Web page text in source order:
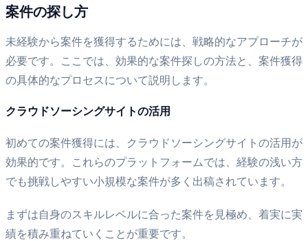
案件の探し方
未経験から案件を獲得するためには、戦略的なアプローチが
必要です。ここでは、効果的な案件探しの方法と、案件獲得
の具体的なプロセスについて説明します。
クラウドソーシングサイトの活用
初めての案件獲得には、クラウドソーシングサイトの活用が
効果的です。これらのプラットフォームでは、経験の浅い方
でも挑戦しやすい小規模な案件が多く出稿されています。
まずは自身のスキルレベルに合った案件を見極め、着実に実
績を積み重ねていくことが重要です。